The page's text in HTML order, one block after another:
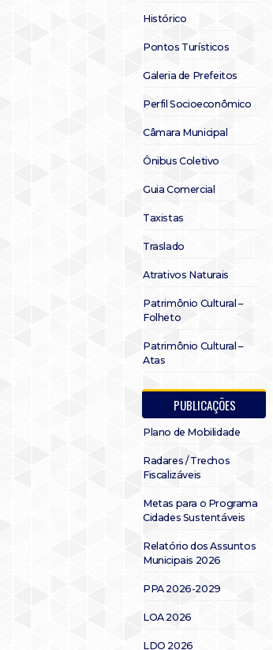
Histórico
Pontos Turísticos
Galeria de Prefeitos
Perfil Socioeconômico
Câmara Municipal
Ônibus Coletivo
Guia Comercial
Taxistas
Traslado
Atrativos Naturais
Patrimônio Cultural –
Folheto
Patrimônio Cultural –
Atas
PUBLICAÇÕES
Plano de Mobilidade
Radares / Trechos
Fiscalizáveis
Metas para o Programa
Cidades Sustentáveis
Relatório dos Assuntos
Municipais 2026
PPA 2026-2029
LOA 2026
LDO 2026